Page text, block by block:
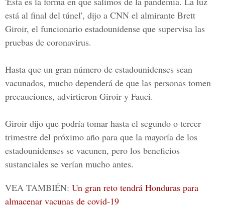
está al final del túnel', dijo a CNN el almirante Brett
Giroir, el funcionario estadounidense que supervisa las
pruebas de coronavirus.
Hasta que un gran número de estadounidenses sean
vacunados, mucho dependerá de que las personas tomen
precauciones, advirtieron Giroir y Fauci.
Giroir dijo que podría tomar hasta el segundo o tercer
trimestre del próximo año para que la mayoría de los
estadounidenses se vacunen, pero los beneficios
sustanciales se verían mucho antes.
VEA TAMBIÉN: Un gran reto tendrá Honduras para
almacenar vacunas de covid-19